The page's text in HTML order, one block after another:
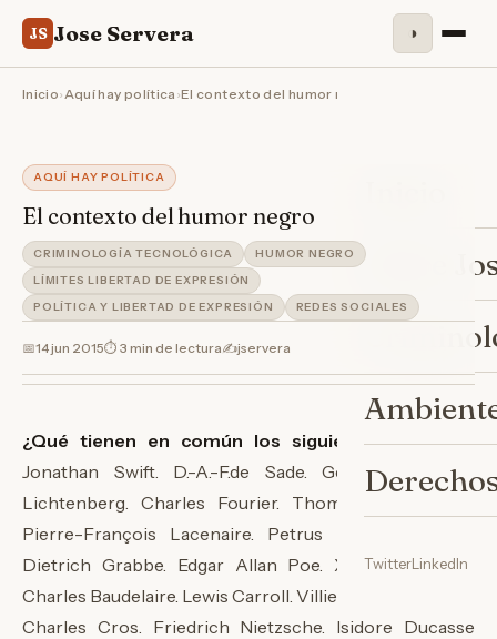
JS Jose Servera ◑
Sobre
TwitterLinkedIn
Inicio›Aquí hay política ›El contexto del humor negro
AQUÍ HAY POLÍTICA
El contexto del humor negro
CRIMINOLOGÍA TECNOLÓGICA
HUMOR NEGRO
LÍMITES LIBERTAD DE EXPRESIÓN
POLÍTICA Y LIBERTAD DE EXPRESIÓN
REDES SOCIALES
📅14 jun 2015⏱ 3 min de lectura✍️jservera
¿Qué tienen en común los siguientes autores?
Jonathan Swift. D.-A.-F.de Sade. Georg Christoph
Lichtenberg. Charles Fourier. Thomas de Quincey.
Pierre-François Lacenaire. Petrus Borel. Christian
Dietrich Grabbe. Edgar Allan Poe. Xavier Forneret.
Charles Baudelaire. Lewis Carroll. Villiers de l'Isle-Adam.
Charles Cros. Friedrich Nietzsche. Isidore Ducasse